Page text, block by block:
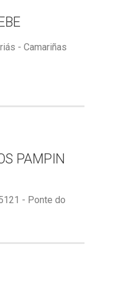
- Camariñas
PAMPIN
- Ponte do